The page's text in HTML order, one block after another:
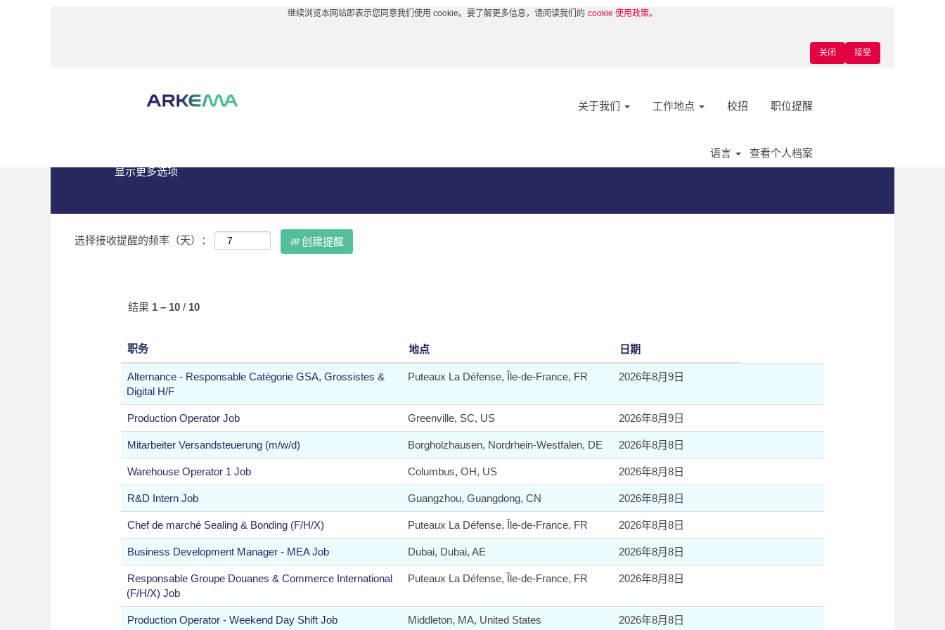
继续浏览本网站即表示您同意我们使用 cookie。要了解更多信息，请阅读我们的 cookie 使用政策。
接受
关闭
关于我们 工作地点 校招 职位提醒
语言 查看个人档案
"South Korea" 位于 Arkema（当
以下是Arkema最新发布的10个职位，供您参考。
显示更多选项
选择接收提醒的频率（天）： 创建提醒
结果 1 – 10 / 10
职务 地点 日期
Alternance - Responsable Catégorie GSA, Grossistes &
Digital H/F
Puteaux La Défense, Île-de-France, FR 2026年8月9日
Production Operator Job Greenville, SC, US 2026年8月9日
Mitarbeiter Versandsteuerung (m/w/d) Borgholzhausen, Nordrhein-Westfalen, DE 2026年8月8日
Warehouse Operator 1 Job Columbus, OH, US 2026年8月8日
R&D Intern Job Guangzhou, Guangdong, CN 2026年8月8日
Chef de marché Sealing & Bonding (F/H/X) Puteaux La Défense, Île-de-France, FR 2026年8月8日
Business Development Manager - MEA Job Dubai, Dubai, AE 2026年8月8日
Responsable Groupe Douanes & Commerce International
(F/H/X) Job
Puteaux La Défense, Île-de-France, FR 2026年8月8日
Production Operator - Weekend Day Shift Job Middleton, MA, United States 2026年8月8日